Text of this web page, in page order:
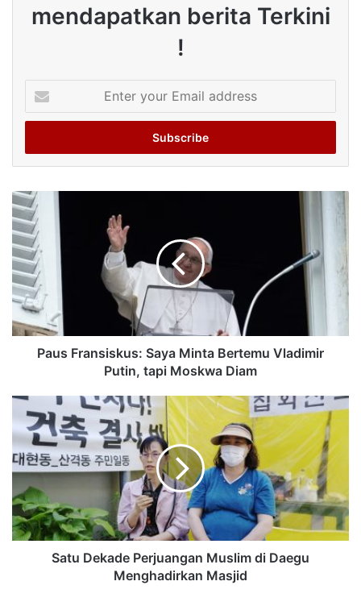
mendapatkan berita Terkini
!
your
Email
Paus Fransiskus: Saya Minta Bertemu Vladimir
Putin, tapi Moskwa Diam
Satu Dekade Perjuangan Muslim di Daegu
Menghadirkan Masjid